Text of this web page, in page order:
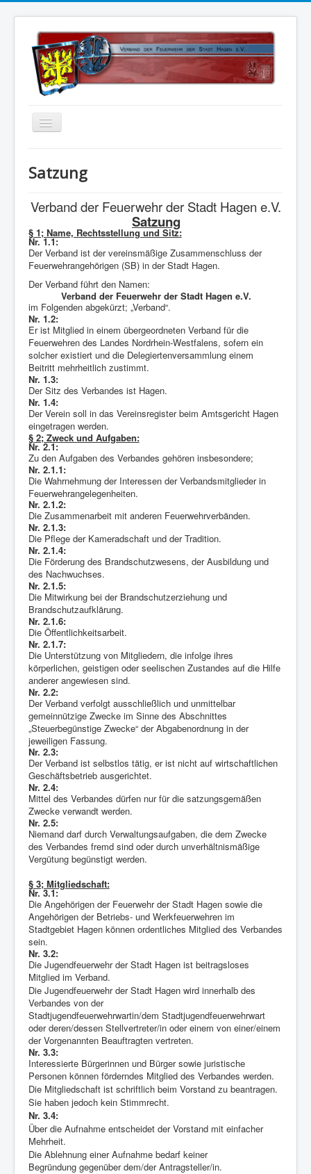
Über uns
Vorstand
Kontakt
Satzung
Status 5
Berichte
Impressum
Datenschutz
Satzung
Verband der Feuerwehr der Stadt Hagen e.V.
Satzung
§ 1; Name, Rechtsstellung und Sitz:
Nr. 1.1:
Der Verband ist der vereinsmäßige Zusammenschluss der
Feuerwehrangehörigen (SB) in der Stadt Hagen.
Der Verband führt den Namen:
Verband der Feuerwehr der Stadt Hagen e.V.
im Folgenden abgekürzt; „Verband“.
Nr. 1.2:
Er ist Mitglied in einem übergeordneten Verband für die
Feuerwehren des Landes Nordrhein-Westfalens, sofern ein
solcher existiert und die Delegiertenversammlung einem
Beitritt mehrheitlich zustimmt.
Nr. 1.3:
Der Sitz des Verbandes ist Hagen.
Nr. 1.4:
Der Verein soll in das Vereinsregister beim Amtsgericht Hagen
eingetragen werden.
§ 2; Zweck und Aufgaben:
Nr. 2.1:
Zu den Aufgaben des Verbandes gehören insbesondere;
Nr. 2.1.1:
Die Wahrnehmung der Interessen der Verbandsmitglieder in
Feuerwehrangelegenheiten.
Nr. 2.1.2:
Die Zusammenarbeit mit anderen Feuerwehrverbänden.
Nr. 2.1.3:
Die Pflege der Kameradschaft und der Tradition.
Nr. 2.1.4:
Die Förderung des Brandschutzwesens, der Ausbildung und
des Nachwuchses.
Nr. 2.1.5:
Die Mitwirkung bei der Brandschutzerziehung und
Brandschutzaufklärung.
Nr. 2.1.6:
Die Öffentlichkeitsarbeit.
Nr. 2.1.7:
Die Unterstützung von Mitgliedern, die infolge ihres
körperlichen, geistigen oder seelischen Zustandes auf die Hilfe
anderer angewiesen sind.
Nr. 2.2:
Der Verband verfolgt ausschließlich und unmittelbar
gemeinnützige Zwecke im Sinne des Abschnittes
„Steuerbegünstige Zwecke“ der Abgabenordnung in der
jeweiligen Fassung.
Nr. 2.3:
Der Verband ist selbstlos tätig, er ist nicht auf wirtschaftlichen
Geschäftsbetrieb ausgerichtet.
Nr. 2.4:
Mittel des Verbandes dürfen nur für die satzungsgemäßen
Zwecke verwandt werden.
Nr. 2.5:
Niemand darf durch Verwaltungsaufgaben, die dem Zwecke
des Verbandes fremd sind oder durch unverhältnismäßige
Vergütung begünstigt werden.
§ 3; Mitgliedschaft:
Nr. 3.1:
Die Angehörigen der Feuerwehr der Stadt Hagen sowie die
Angehörigen der Betriebs- und Werkfeuerwehren im
Stadtgebiet Hagen können ordentliches Mitglied des Verbandes
sein.
Nr. 3.2:
Die Jugendfeuerwehr der Stadt Hagen ist beitragsloses
Mitglied im Verband.
Die Jugendfeuerwehr der Stadt Hagen wird innerhalb des
Verbandes von der
Stadtjugendfeuerwehrwartin/dem Stadtjugendfeuerwehrwart
oder deren/dessen Stellvertreter/in oder einem von einer/einem
der Vorgenannten Beauftragten vertreten.
Nr. 3.3:
Interessierte Bürgerinnen und Bürger sowie juristische
Personen können förderndes Mitglied des Verbandes werden.
Die Mitgliedschaft ist schriftlich beim Vorstand zu beantragen.
Sie haben jedoch kein Stimmrecht.
Nr. 3.4:
Über die Aufnahme entscheidet der Vorstand mit einfacher
Mehrheit.
Die Ablehnung einer Aufnahme bedarf keiner
Begründung gegenüber dem/der Antragsteller/in.